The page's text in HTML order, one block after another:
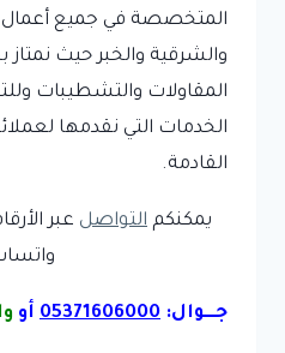
المتخصصة في جميع أعمال
والشرقية والخبر حيث نمتاز
المقاولات والتشطيبات
الخدمات التي نقدمها
القادمة.
يمكنكم التواصل عبر
جـــوال: 05371606000 أو